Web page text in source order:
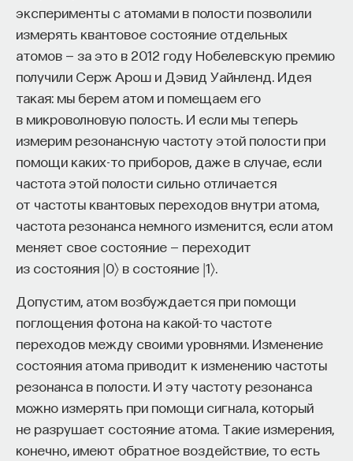
эксперименты с атомами в полости позволили
измерять квантовое состояние отдельных
атомов — за это в 2012 году Нобелевскую премию
получили Серж Арош и Дэвид Уайнленд. Идея
такая: мы берем атом и помещаем его
в микроволновую полость. И если мы теперь
измерим резонансную частоту этой полости при
помощи каких-то приборов, даже в случае, если
частота этой полости сильно отличается
от частоты квантовых переходов внутри атома,
частота резонанса немного изменится, если атом
меняет свое состояние — переходит
из состояния |0〉 в состояние |1〉.
Допустим, атом возбуждается при помощи
поглощения фотона на какой-то частоте
переходов между своими уровнями. Изменение
состояния атома приводит к изменению частоты
резонанса в полости. И эту частоту резонанса
можно измерять при помощи сигнала, который
не разрушает состояние атома. Такие измерения,
конечно, имеют обратное воздействие, то есть